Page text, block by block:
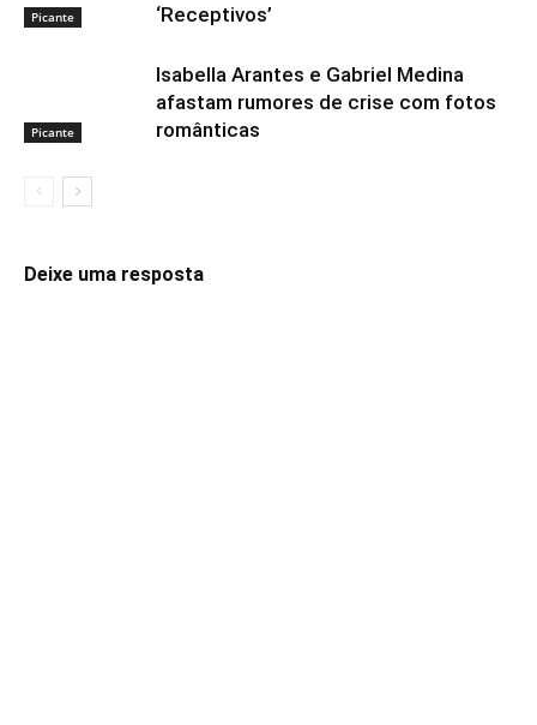
Picante
‘Receptivos’
Picante
Isabella Arantes e Gabriel Medina
afastam rumores de crise com fotos
românticas
Deixe uma resposta